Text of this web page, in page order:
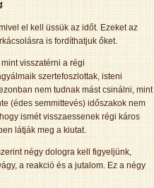
el kell üssük az időt. Ezeket az
is fordíthatjuk őket.
visszatérni a régi
szertefoszlottak, isteni
nem tudnak mást csinálni, mint
(édes semmittevés) időszakok nem
ismét visszaessenek régi káros
látják meg a kiutat.
négy dologra kell figyeljünk,
a reakció és a jutalom. Ez a négy